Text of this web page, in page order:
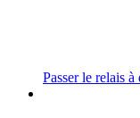
Passer le relais